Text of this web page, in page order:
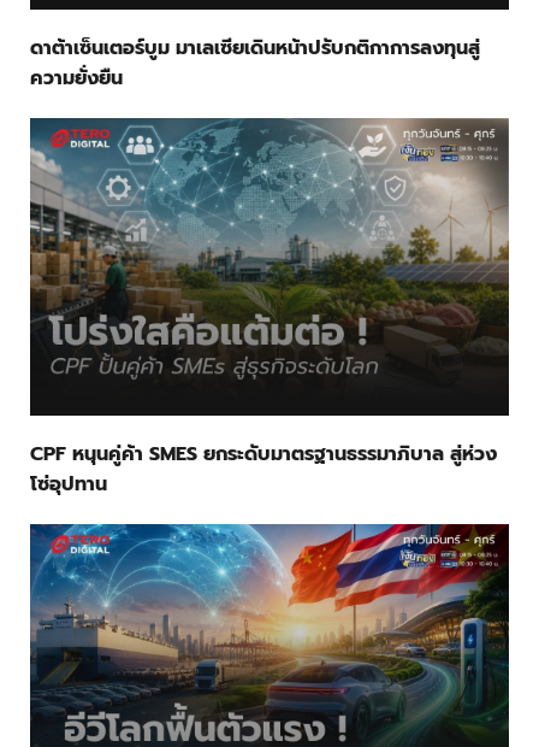
ดาต้าเซ็นเตอร์บูม มาเลเซียเดินหน้าปรับกติกาการลงทุนสู่
ความยั่งยืน
CPF หนุนคู่ค้า SMES ยกระดับมาตรฐานธรรมาภิบาล สู่ห่วง
โซ่อุปทาน